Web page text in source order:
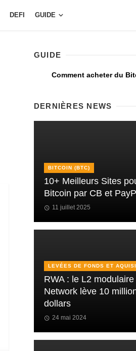
DEFI GUIDE
GUIDE
Comment acheter du
DERNIÈRES NEWS
BITCOIN (BTC)
10+ Meilleurs Sites
Bitcoin par CB et
11 juillet 2025
LEVÉES DE FONDS ET
RWA : le L2
Network lève 10
dollars
24 mai 2024